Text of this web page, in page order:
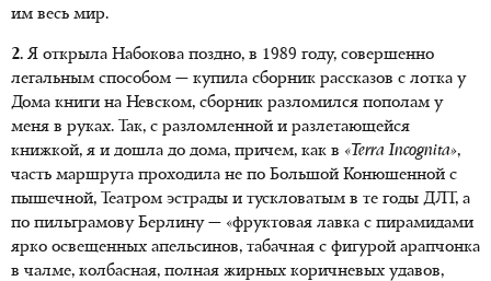
им весь мир.
2. Я открыла Набокова поздно, в 1989 году, совершенно
легальным способом — купила сборник рассказов с лотка у
Дома книги на Невском, сборник разломился пополам у
меня в руках. Так, с разломленной и разлетающейся
книжкой, я и дошла до дома, причем, как в «Terra Incognita»,
часть маршрута проходила не по Большой Конюшенной с
пышечной, Театром эстрады и тускловатым в те годы ДЛТ, а
по пильграмову Берлину — «фруктовая лавка с пирамидами
ярко освещенных апельсинов, табачная с фигурой арапчонка
в чалме, колбасная, полная жирных коричневых удавов,